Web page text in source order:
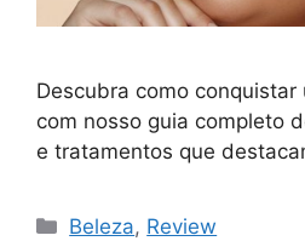
Descubra como conquistar
com nosso guia completo
e tratamentos que
Categorias
Beleza, Review